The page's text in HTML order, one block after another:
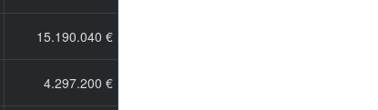
15.190.040 €
4.297.200 €